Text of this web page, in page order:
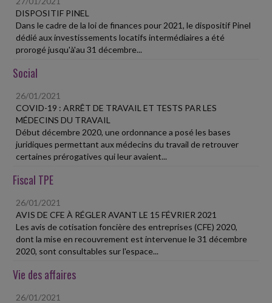
DISPOSITIF PINEL
Dans le cadre de la loi de finances pour 2021, le dispositif Pinel
dédié aux investissements locatifs intermédiaires a été
prorogé jusqu'à'au 31 décembre...
Social
26/01/2021
COVID-19 : ARRÊT DE TRAVAIL ET TESTS PAR LES
MÉDECINS DU TRAVAIL
Début décembre 2020, une ordonnance a posé les bases
juridiques permettant aux médecins du travail de retrouver
certaines prérogatives qui leur avaient...
Fiscal TPE
26/01/2021
AVIS DE CFE À RÉGLER AVANT LE 15 FÉVRIER 2021
Les avis de cotisation foncière des entreprises (CFE) 2020,
dont la mise en recouvrement est intervenue le 31 décembre
2020, sont consultables sur l'espace...
Vie des affaires
26/01/2021